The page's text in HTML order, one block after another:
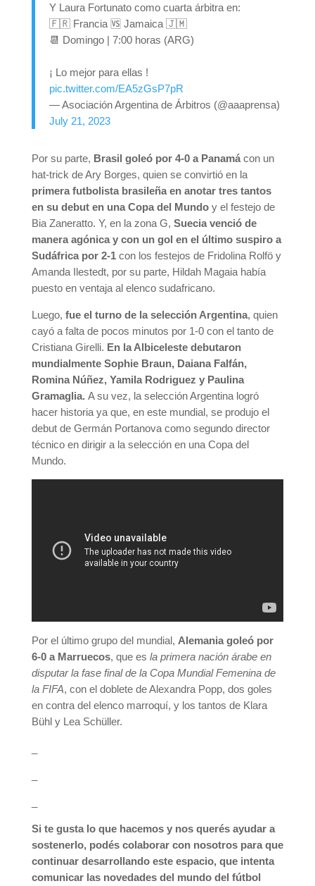
Y Laura Fortunato como cuarta árbitra en:
🇫🇷 Francia 🆚 Jamaica 🇯🇲
📆 Domingo | 7:00 horas (ARG)
¡ Lo mejor para ellas !
pic.twitter.com/EA5zGsP7pR
— Asociación Argentina de Árbitros (@aaaprensa)
July 21, 2023
Por su parte, Brasil goleó por 4-0 a Panamá con un
hat-trick de Ary Borges, quien se convirtió en la
primera futbolista brasileña en anotar tres tantos
en su debut en una Copa del Mundoy el festejo de
Bia Zaneratto. Y, en la zona G, Suecia venció de
manera agónica y con un gol en el último suspiro a
Sudáfrica por 2-1con los festejos de Fridolina Rolfö y
Amanda Ilestedt, por su parte, Hildah Magaia había
puesto en ventaja al elenco sudafricano.
Luego, fue el turno de la selección Argentina, quien
cayó a falta de pocos minutos por 1-0 con el tanto de
Cristiana Girelli. En la Albiceleste debutaron
mundialmente Sophie Braun, Daiana Falfán,
Romina Núñez, Yamila Rodriguez y Paulina
Gramaglia. A su vez, la selección Argentina logró
hacer historia ya que, en este mundial, se produjo el
debut de Germán Portanova como segundo director
técnico en dirigir a la selección en una Copa del
Mundo.
Por el último grupo del mundial, Alemania goleó por
6-0 a Marruecos, que es la primera nación árabe en
disputar la fase final de la Copa Mundial Femenina de
la FIFA, con el doblete de Alexandra Popp, dos goles
en contra del elenco marroquí, y los tantos de Klara
Bühl y Lea Schüller.
Si te gusta lo que hacemos y nos querés ayudar a
sostenerlo, podés colaborar con nosotros para que
continuar desarrollando este espacio, que intenta
comunicar las novedades del mundo del fútbol